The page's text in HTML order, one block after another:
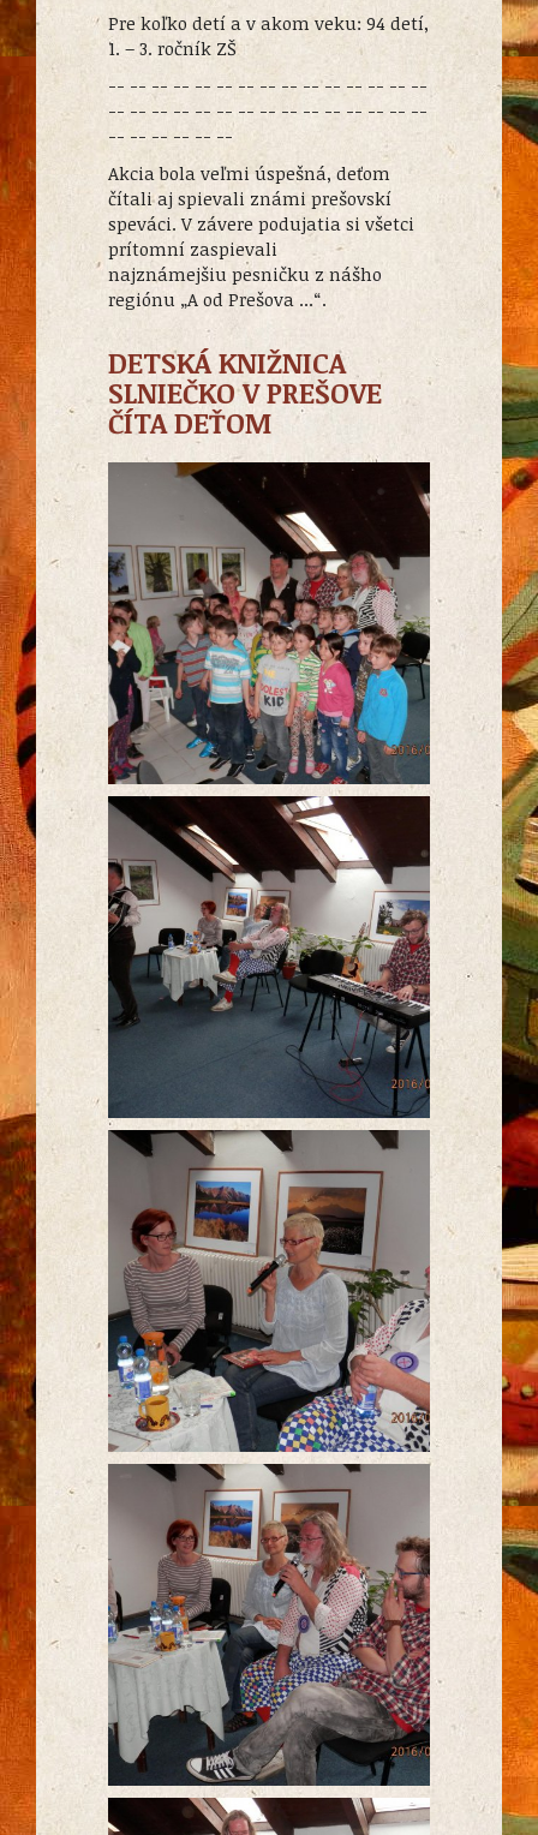
Pre koľko detí a v akom veku: 94 detí,
1. – 3. ročník ZŠ
-- -- -- -- -- -- -- -- -- -- -- -- -- -- --
-- -- -- -- -- -- -- -- -- -- -- -- -- -- --
-- -- -- -- -- --
Akcia bola veľmi úspešná, deťom
čítali aj spievali známi prešovskí
speváci. V závere podujatia si všetci
prítomní zaspievali
najznámejšiu pesničku z nášho
regiónu „A od Prešova ...“.
DETSKÁ KNIŽNICA
SLNIEČKO V PREŠOVE
ČÍTA DEŤOM